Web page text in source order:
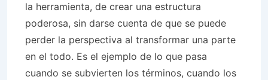
la herramienta, de crear una estructura
poderosa, sin darse cuenta de que se puede
perder la perspectiva al transformar una parte
en el todo. Es el ejemplo de lo que pasa
cuando se subvierten los términos, cuando los